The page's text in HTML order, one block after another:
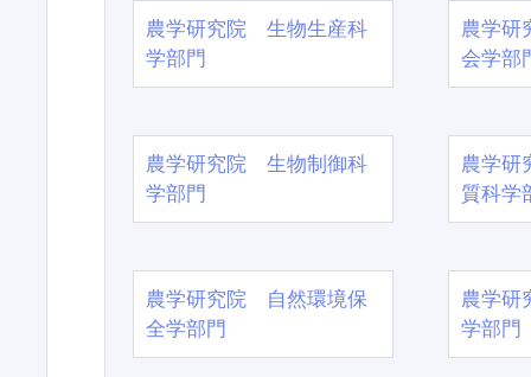
農学研究院 生物生産科
学部門
農学
会学部
農学研究院 生物制御科
学部門
農学
質科学
農学研究院 自然環境保
全学部門
農学
学部門